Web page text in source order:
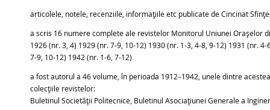
articolele, notele, recenziile, informațiile etc publicate de Cincinat
a scris 16 numere complete ale revistelor Monitorul Uniunei Orașelor
1926 (nr. 3, 4) 1929 (nr. 7-9, 10-12) 1930 (nr. 1-3, 4-8, 9-12) 1931 (nr.
7-9, 10-12) 1942 (nr. 1-6, 7-12)
a fost autorul a 46 volume, în perioada 1912–1942, unele dintre
colecțiile revistelor:
Buletinul Societății Politecnice, Buletinul Asociațiunei Generale a